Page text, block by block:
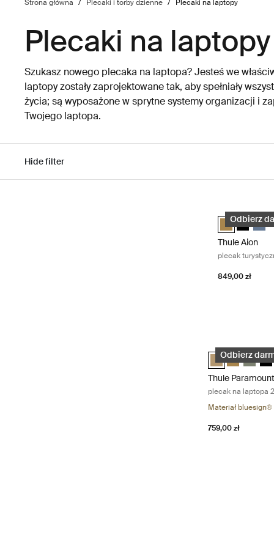
Strona główna / Plecaki i torby dzienne / Plecaki na laptopy
Plecaki na laptopy
Szukasz nowego plecaka na laptopa? Jesteś we
laptopy zostały zaprojektowane tak, aby spełniały
życia; są wyposażone w sprytne systemy organizacji i
Twojego laptopa.
Hide filter
Thule Aion
Odbierz
Thule Aion
Thule
Thule Aion
plecak
849,00 zł
Thule
Odbierz
ThuleThuleThule
Thule Paramount
plecak na laptopa
Materiał bluesign®
759,00 zł